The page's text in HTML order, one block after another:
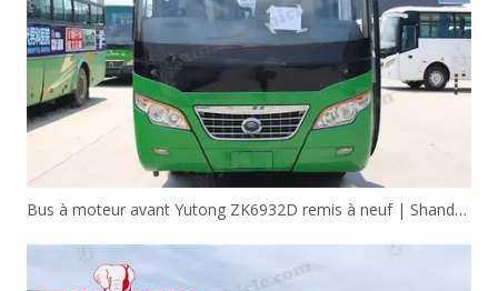
Bus à moteur avant Yutong ZK6932D remis à neuf | Shandong Yunnuo